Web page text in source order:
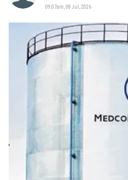
09:07am, 08 Jul, 2026